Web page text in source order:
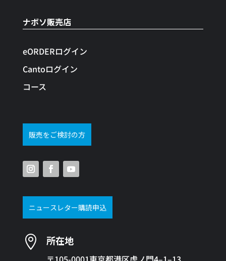
ナボソ販売店
eORDERログイン
Cantoログイン
コース
販売をご検討の方
ニュースレター購読申込
 所在地